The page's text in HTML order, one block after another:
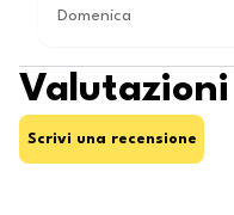
Domenica
Scrivi una recensione